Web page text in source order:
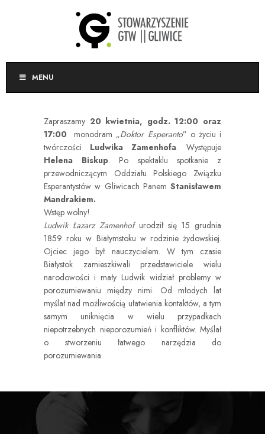
MENU
Zapraszamy 20 kwietnia, godz. 12:00 oraz
17:00 monodram „Doktor Esperanto” o życiu i
twórczości Ludwika Zamenhofa. Występuje
Helena Biskup. Po spektaklu spotkanie z
przewodniczącym Oddziału Polskiego Związku
Esperantystów w Gliwicach Panem Stanisławem
Mandrakiem.
Wstęp wolny!
Ludwik Łazarz Zamenhofurodził się 15 grudnia
1859 roku w Białymstoku w rodzinie żydowskiej.
Ojciec jego był nauczycielem. W tym czasie
Białystok zamieszkiwali przedstawiciele wielu
narodowości i mały Ludwik widział problemy w
porozumiewaniu między nimi. Od młodych lat
myślał nad możliwością ułatwienia kontaktów, a tym
samym uniknięcia w wielu przypadkach
niepotrzebnych nieporozumień i konfliktów. Myślał
o stworzeniu łatwego narzędzia do
porozumiewania.